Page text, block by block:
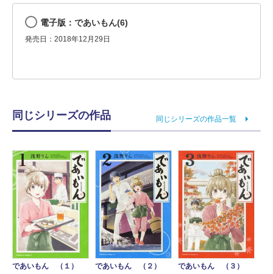
電子版：であいもん(6)
発売日：2018年12月29日
同じシリーズの作品 同じシリーズの作品一覧
であいもん （１）
であいもん （２）
であいもん （３）